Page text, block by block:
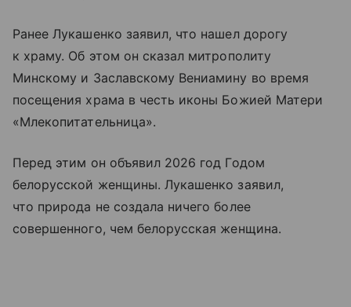
Ранее Лукашенко заявил, что нашел дорогу
к храму. Об этом он сказал митрополиту
Минскому и Заславскому Вениамину во время
посещения храма в честь иконы Божией Матери
«Млекопитательница».
Перед этим он объявил 2026 год Годом
белорусской женщины. Лукашенко заявил,
что природа не создала ничего более
совершенного, чем белорусская женщина.